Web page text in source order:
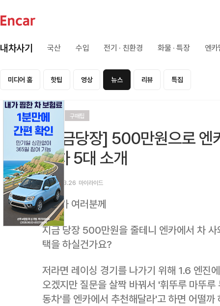
내차사기 국산 수입 전기 · 친환경 화물 · 특장 엔
미디어 홈 핫팁 영상 뉴스 리뷰 특집
구매팁
[지금당장] 500만원으로 엔
대차 5대 소개
2026.03.26 마이라이드
누군가 여러분께
지금 당장 500만원을 줄테니 엔카에서 차
택을 하실건가요?
저라면 레이싱 경기를 나가기 위해 1.6 엔진
오겠지만 질문을 살짝 바꿔서 '휘뚜루 마뚜
동차'를 엔카에서 추천해달라'고 하면 어떨